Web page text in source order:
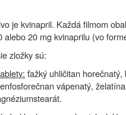
je kvinapril. Každá filmom
alebo 20 mg kvinaprilu (vo
zložky sú:
ťažký uhličitan horečnatý,
vápenatý,